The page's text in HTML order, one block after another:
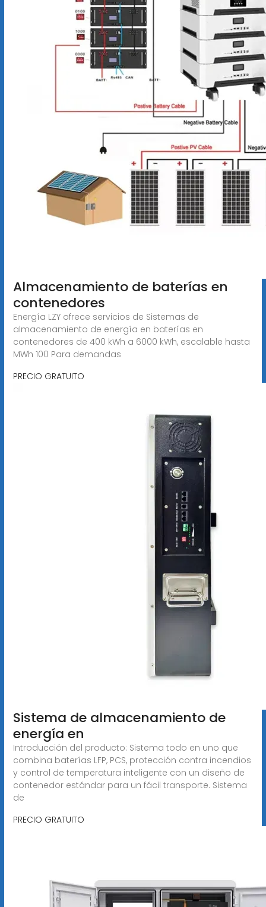
Almacenamiento de baterías en
contenedores
Energía LZY ofrece servicios de Sistemas de
almacenamiento de energía en baterías en
contenedores de 400 kWh a 6000 kWh, escalable hasta
MWh 100 Para demandas
PRECIO GRATUITO
Sistema de almacenamiento de
energía en
Introducción del producto: Sistema todo en uno que
combina baterías LFP, PCS, protección contra incendios
y control de temperatura inteligente con un diseño de
contenedor estándar para un fácil transporte. Sistema
de
PRECIO GRATUITO